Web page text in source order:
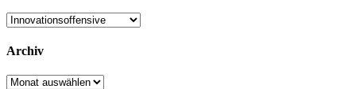
Kategorien
Archiv
Archiv